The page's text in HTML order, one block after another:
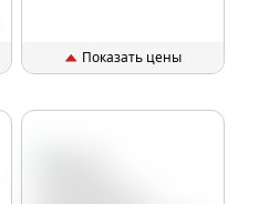
Показать цены